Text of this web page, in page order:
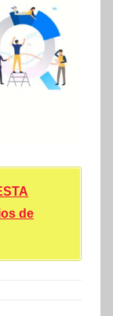
de